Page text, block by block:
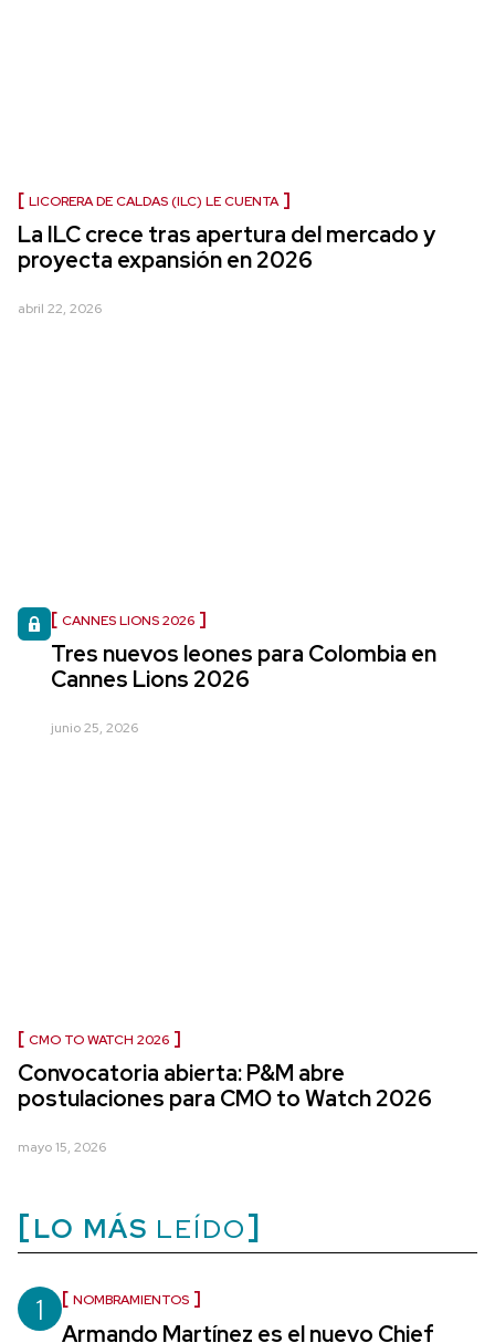
LICORERA DE CALDAS (ILC) LE CUENTA
La ILC crece tras apertura del mercado y
proyecta expansión en 2026
abril 22, 2026
CANNES LIONS 2026
Tres nuevos leones para Colombia en
Cannes Lions 2026
junio 25, 2026
CMO TO WATCH 2026
Convocatoria abierta: P&M abre
postulaciones para CMO to Watch 2026
mayo 15, 2026
LO MÁS LEÍDO
1 NOMBRAMIENTOS
Armando Martínez es el nuevo Chief